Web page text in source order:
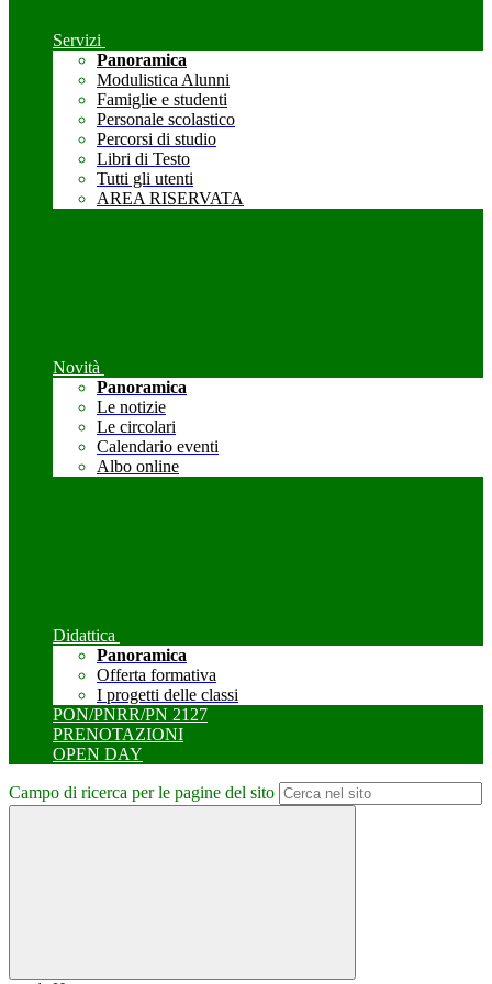
Servizi
Panoramica
Modulistica Alunni
Famiglie e studenti
Personale scolastico
Percorsi di studio
Libri di Testo
Tutti gli utenti
AREA RISERVATA
Novità
Panoramica
Le notizie
Le circolari
Calendario eventi
Albo online
Didattica
Panoramica
Offerta formativa
I progetti delle classi
PON/PNRR/PN 2127
PRENOTAZIONI
OPEN DAY
Campo di ricerca per le pagine del sito